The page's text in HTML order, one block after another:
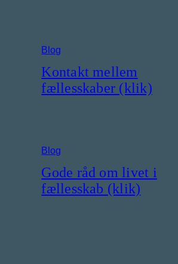
Blog
Kontakt mellem
fællesskaber (klik)
Blog
Gode råd om livet i
fællesskab (klik)